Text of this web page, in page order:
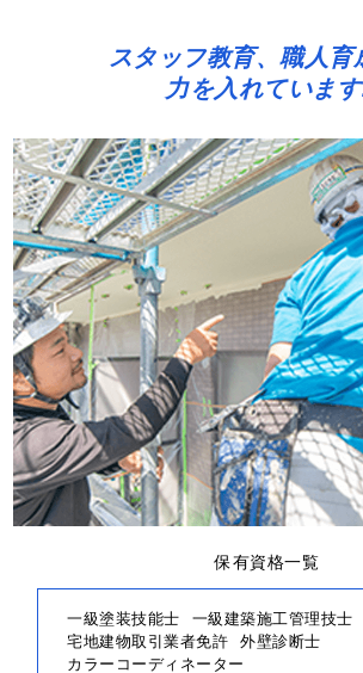
スタッフ教育、職人育
力を入れていま
保有資格一覧
一級塗装技能士 一級建築施工管理技士
宅地建物取引業者免許 外壁診断士
カラーコーディネーター